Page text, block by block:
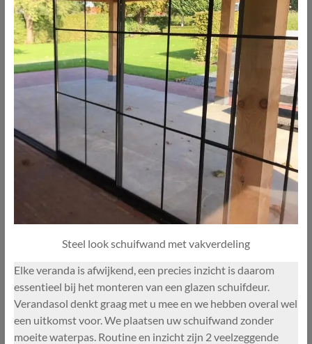
Steel look schuifwand met vakverdeling
Elke veranda is afwijkend, een precies inzicht is daarom
essentieel bij het monteren van een glazen schuifdeur.
Verandasol denkt graag met u mee en we hebben overal wel
een uitkomst voor. We plaatsen uw schuifwand zonder
moeite waterpas. Routine en inzicht zijn 2 veelzeggende